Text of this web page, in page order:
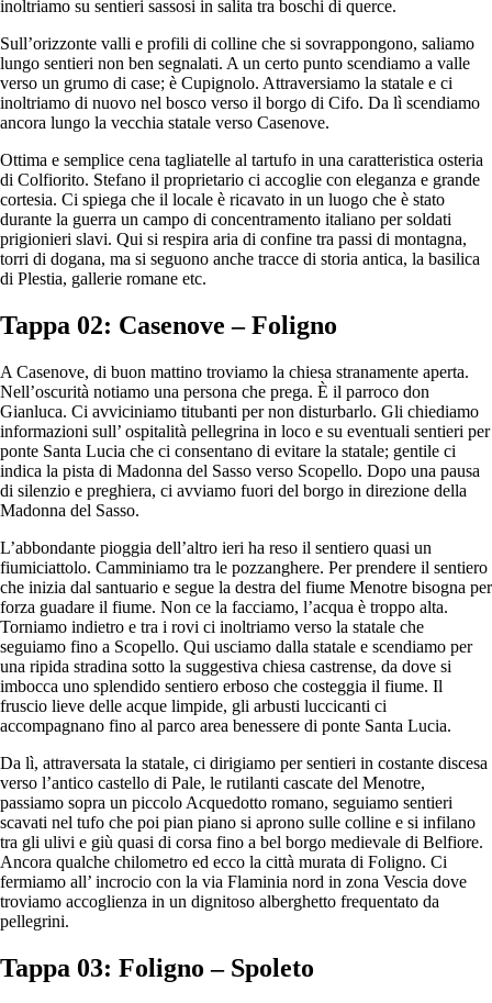
inoltriamo su sentieri sassosi in salita tra boschi di querce.
Sull’orizzonte valli e profili di colline che si sovrappongono, saliamo
lungo sentieri non ben segnalati. A un certo punto scendiamo a valle
verso un grumo di case; è Cupignolo. Attraversiamo la statale e ci
inoltriamo di nuovo nel bosco verso il borgo di Cifo. Da lì scendiamo
ancora lungo la vecchia statale verso Casenove.
Ottima e semplice cena tagliatelle al tartufo in una caratteristica osteria
di Colfiorito. Stefano il proprietario ci accoglie con eleganza e grande
cortesia. Ci spiega che il locale è ricavato in un luogo che è stato
durante la guerra un campo di concentramento italiano per soldati
prigionieri slavi. Qui si respira aria di confine tra passi di montagna,
torri di dogana, ma si seguono anche tracce di storia antica, la basilica
di Plestia, gallerie romane etc.
Tappa 02: Casenove – Foligno
A Casenove, di buon mattino troviamo la chiesa stranamente aperta.
Nell’oscurità notiamo una persona che prega. È il parroco don
Gianluca. Ci avviciniamo titubanti per non disturbarlo. Gli chiediamo
informazioni sull’ ospitalità pellegrina in loco e su eventuali sentieri per
ponte Santa Lucia che ci consentano di evitare la statale; gentile ci
indica la pista di Madonna del Sasso verso Scopello. Dopo una pausa
di silenzio e preghiera, ci avviamo fuori del borgo in direzione della
Madonna del Sasso.
L’abbondante pioggia dell’altro ieri ha reso il sentiero quasi un
fiumiciattolo. Camminiamo tra le pozzanghere. Per prendere il sentiero
che inizia dal santuario e segue la destra del fiume Menotre bisogna per
forza guadare il fiume. Non ce la facciamo, l’acqua è troppo alta.
Torniamo indietro e tra i rovi ci inoltriamo verso la statale che
seguiamo fino a Scopello. Qui usciamo dalla statale e scendiamo per
una ripida stradina sotto la suggestiva chiesa castrense, da dove si
imbocca uno splendido sentiero erboso che costeggia il fiume. Il
fruscio lieve delle acque limpide, gli arbusti luccicanti ci
accompagnano fino al parco area benessere di ponte Santa Lucia.
Da lì, attraversata la statale, ci dirigiamo per sentieri in costante discesa
verso l’antico castello di Pale, le rutilanti cascate del Menotre,
passiamo sopra un piccolo Acquedotto romano, seguiamo sentieri
scavati nel tufo che poi pian piano si aprono sulle colline e si infilano
tra gli ulivi e giù quasi di corsa fino a bel borgo medievale di Belfiore.
Ancora qualche chilometro ed ecco la città murata di Foligno. Ci
fermiamo all’ incrocio con la via Flaminia nord in zona Vescia dove
troviamo accoglienza in un dignitoso alberghetto frequentato da
pellegrini.
Tappa 03: Foligno – Spoleto